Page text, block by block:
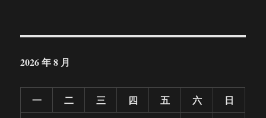
2026 年 8 月
一 二 三 四 五 六 日